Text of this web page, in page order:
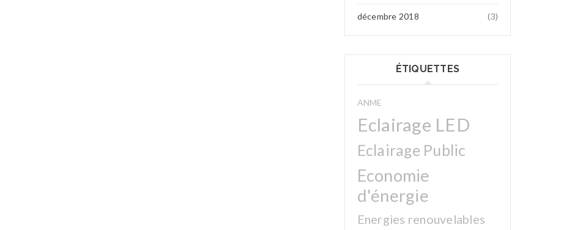
décembre 2018 (3)
ÉTIQUETTES
ANME
Eclairage LED
Eclairage Public
Economie
d'énergie
Energies renouvelables